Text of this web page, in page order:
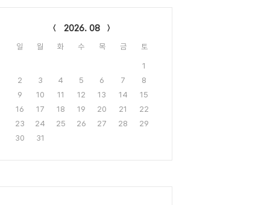
2026. 08
일 월 화 수 목 금 토
1
2
3 4 5 6 7
8
9
10 11 12 13 14
15
16
17 18 19 20 21
22
23
24 25 26 27 28
29
30
31